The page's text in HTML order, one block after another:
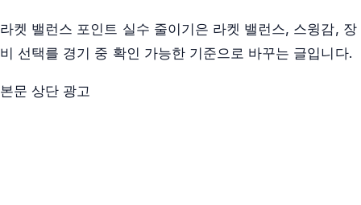
라켓 밸런스 포인트 실수 줄이기은 라켓 밸런스, 스윙감, 장
비 선택를 경기 중 확인 가능한 기준으로 바꾸는 글입니다.
본문 상단 광고